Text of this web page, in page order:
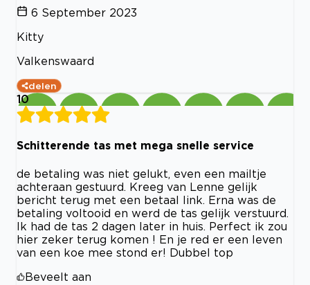
6 September 2023
Kitty
Valkenswaard
delen
10
Schitterende tas met mega snelle service
de betaling was niet gelukt, even een mailtje
achteraan gestuurd. Kreeg van Lenne gelijk
bericht terug met een betaal link. Erna was de
betaling voltooid en werd de tas gelijk verstuurd.
Ik had de tas 2 dagen later in huis. Perfect ik zou
hier zeker terug komen ! En je red er een leven
van een koe mee stond er! Dubbel top
Beveelt aan